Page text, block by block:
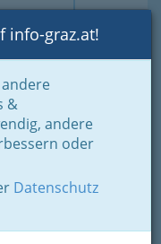
Login Toggle
info-graz.at!
&
andere
oder
Datenschutz
von heute